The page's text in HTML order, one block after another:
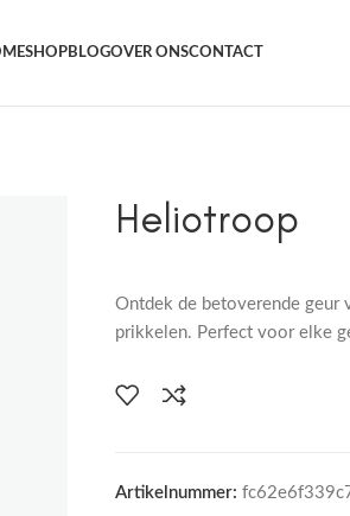
SHOPBLOGOVER ONSCONTACT
Heliotroop
Ontdek de betoverende geur
prikkelen. Perfect voor elke
Artikelnummer: